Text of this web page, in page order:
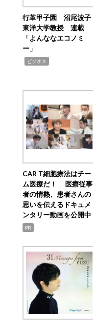
行革甲子園 沼尾波子
東洋大学教授 連載
「よんななエコノミ
ー」
ビジネス
CAR T細胞療法はチー
ム医療だ！ 医療従事
者の情熱、患者さんの
思いを伝えるドキュメ
ンタリー動画を公開中
PR